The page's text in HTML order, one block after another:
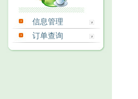
信息管理
订单查询